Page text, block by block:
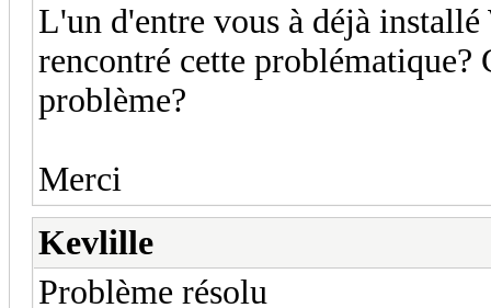
L'un d'entre vous à déjà
rencontré cette problématique?
problème?
Merci
Kevlille
Problème résolu